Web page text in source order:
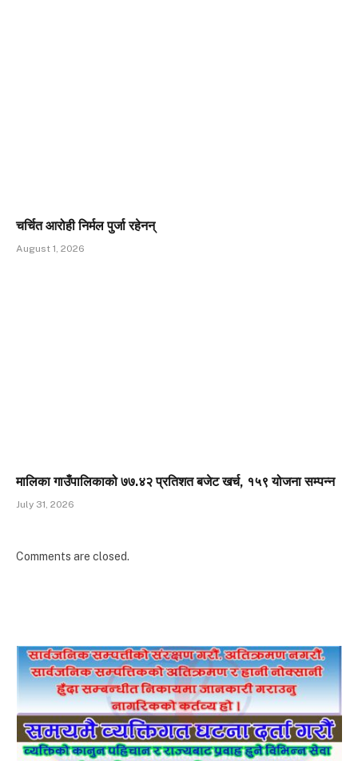
चर्चित आरोही निर्मल पुर्जा रहेनन्
August 1, 2026
मालिका गाउँपालिकाको ७७.४२ प्रतिशत बजेट खर्च, १५९ योजना सम्पन्न
July 31, 2026
Comments are closed.